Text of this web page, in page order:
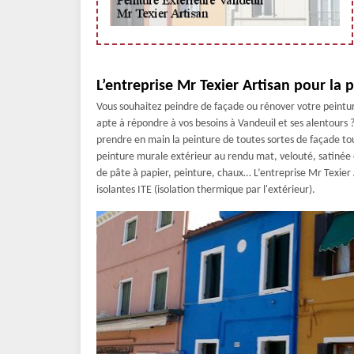
L’entreprise Mr Texier Artisan pour la
Vous souhaitez peindre de façade ou rénover votre
apte à répondre à vos besoins à Vandeuil et ses
prendre en main la peinture de toutes sortes de façade
peinture murale extérieur au rendu mat, velouté, satinée
de pâte à papier, peinture, chaux… L’entreprise Mr
isolantes ITE (isolation thermique par l'extérieur).